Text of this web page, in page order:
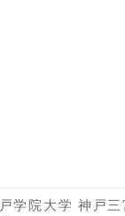
学院大学 神戸